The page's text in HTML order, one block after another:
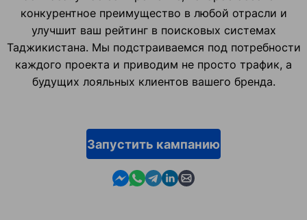
конкурентное преимущество в любой отрасли и
улучшит ваш рейтинг в поисковых системах
Таджикистана. Мы подстраиваемся под потребности
каждого проекта и приводим не просто трафик, а
будущих лояльных клиентов вашего бренда.
Запустить кампанию
Contact us in Messenger
Contact us in WhatsApp
Contact us in Telegram
Contact us in Linkedin
Contact us by email